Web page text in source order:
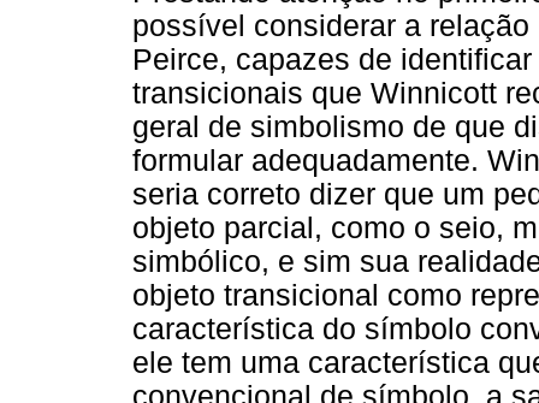
possível considerar a
Peirce, capazes de
transicionais que Winnicott
geral de simbolismo de que
formular adequadamente.
seria correto dizer que um
objeto parcial, como o seio,
simbólico, e sim sua
objeto transicional como
característica do símbolo
ele tem uma característica
convencional de símbolo, a